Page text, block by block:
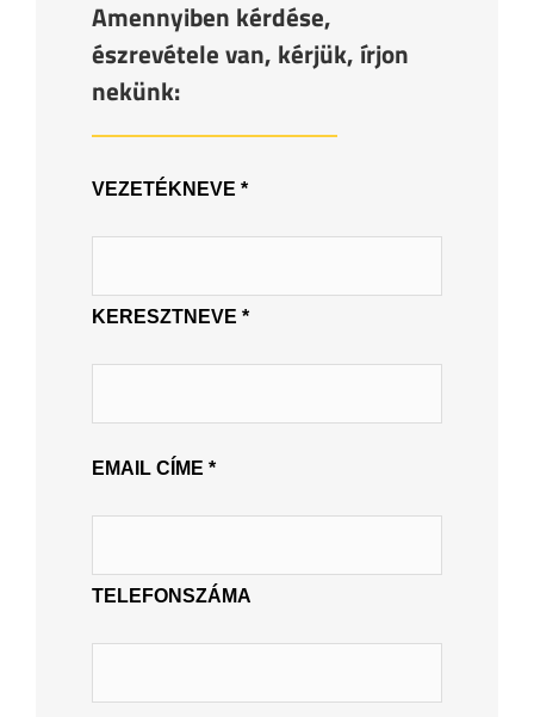
Amennyiben kérdése,
észrevétele van, kérjük, írjon
nekünk:
VEZETÉKNEVE *
KERESZTNEVE *
EMAIL CÍME *
TELEFONSZÁMA